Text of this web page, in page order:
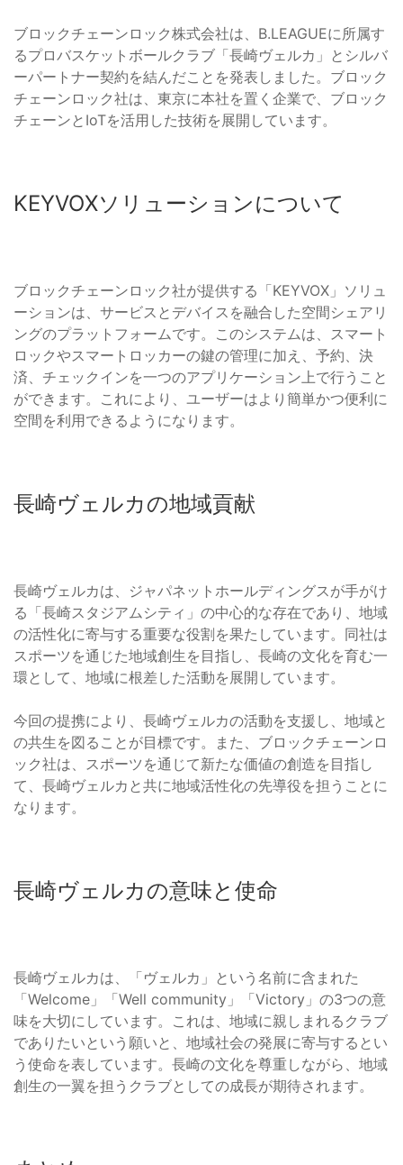
ブロックチェーンロック株式会社は、B.LEAGUEに所属す
るプロバスケットボールクラブ「長崎ヴェルカ」とシルバ
ーパートナー契約を結んだことを発表しました。ブロック
チェーンロック社は、東京に本社を置く企業で、ブロック
チェーンとIoTを活用した技術を展開しています。
KEYVOXソリューションについて
ブロックチェーンロック社が提供する「KEYVOX」ソリュ
ーションは、サービスとデバイスを融合した空間シェアリ
ングのプラットフォームです。このシステムは、スマート
ロックやスマートロッカーの鍵の管理に加え、予約、決
済、チェックインを一つのアプリケーション上で行うこと
ができます。これにより、ユーザーはより簡単かつ便利に
空間を利用できるようになります。
長崎ヴェルカの地域貢献
長崎ヴェルカは、ジャパネットホールディングスが手がけ
る「長崎スタジアムシティ」の中心的な存在であり、地域
の活性化に寄与する重要な役割を果たしています。同社は
スポーツを通じた地域創生を目指し、長崎の文化を育む一
環として、地域に根差した活動を展開しています。
今回の提携により、長崎ヴェルカの活動を支援し、地域と
の共生を図ることが目標です。また、ブロックチェーンロ
ック社は、スポーツを通じて新たな価値の創造を目指し
て、長崎ヴェルカと共に地域活性化の先導役を担うことに
なります。
長崎ヴェルカの意味と使命
長崎ヴェルカは、「ヴェルカ」という名前に含まれた
「Welcome」「Well community」「Victory」の3つの意
味を大切にしています。これは、地域に親しまれるクラブ
でありたいという願いと、地域社会の発展に寄与するとい
う使命を表しています。長崎の文化を尊重しながら、地域
創生の一翼を担うクラブとしての成長が期待されます。